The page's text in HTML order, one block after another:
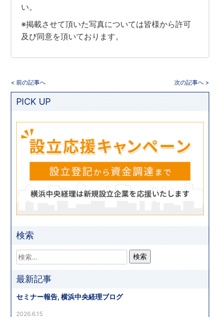
い。
※掲載させて頂いた写真については皆様から許可
及び同意を頂いております。
< 前の記事へ 次の記事へ >
PICK UP
検索
最新記事
セミナー報告,横浜中央経理ブログ
2026.6.15